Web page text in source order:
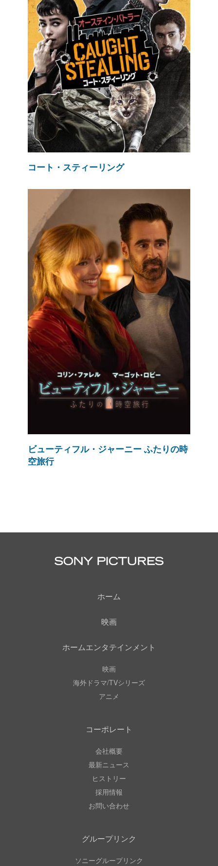
コート・スティーリング
ビューティフル・ジャーニー ふたりの時
空旅行
ホーム
映画
ホームエンタテインメント
映画
海外ドラマ/TVシリーズ
アニメ
コーポレート
会社概要
最新ニュース
ヒストリー
採用情報
お問い合わせ
グループリンク
ソニーグループリンク